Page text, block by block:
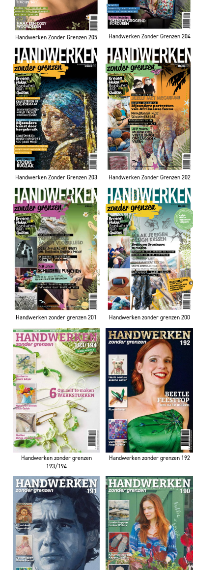
Handwerken Zonder Grenzen 205 Handwerken Zonder Grenzen 204
Handwerken Zonder Grenzen 203 Handwerken Zonder Grenzen 202
Handwerken zonder grenzen 201 Handwerken zonder grenzen 200
Handwerken zonder grenzen
193/194
Handwerken zonder grenzen 192